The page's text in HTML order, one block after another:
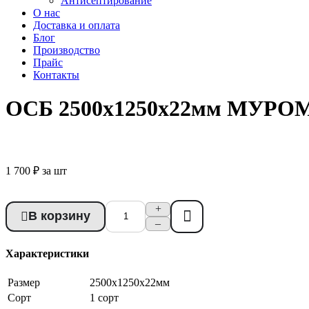
О нас
Доставка и оплата
Блог
Производство
Прайс
Контакты
ОСБ 2500x1250x22мм
1 700 ₽ за шт
В корзину
+
–
Купить в 1 клик
Характеристики
Размер
2500x1250x22мм
Сорт
1 сорт